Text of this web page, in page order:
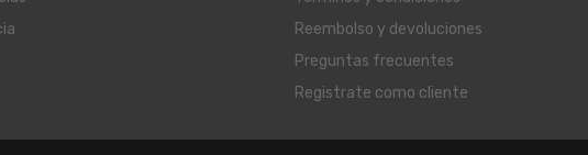
Reembolso y devoluciones
Preguntas frecuentes
Registrate como cliente